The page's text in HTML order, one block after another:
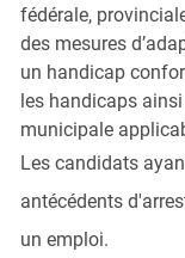
fédérale,
des mesures
un handicap
les handicaps
municipale
Les candidats
antécédents
un emploi.